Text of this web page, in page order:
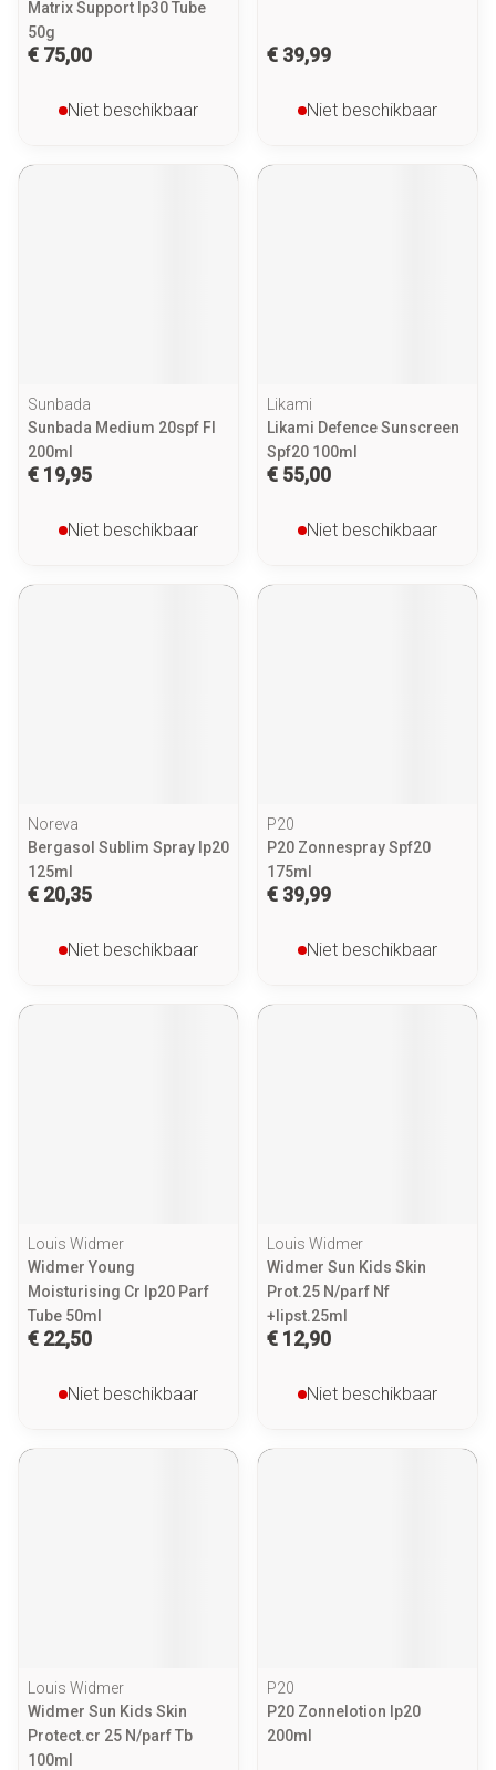
Matrix Support Ip30 Tube
50g
€ 75,00
Niet beschikbaar
€ 39,99
Niet beschikbaar
Sunbada
Sunbada Medium 20spf Fl
200ml
€ 19,95
Niet beschikbaar
Likami
Likami Defence Sunscreen
Spf20 100ml
€ 55,00
Niet beschikbaar
Noreva
Bergasol Sublim Spray Ip20
125ml
€ 20,35
Niet beschikbaar
P20
P20 Zonnespray Spf20
175ml
€ 39,99
Niet beschikbaar
Louis Widmer
Widmer Young
Moisturising Cr Ip20 Parf
Tube 50ml
€ 22,50
Niet beschikbaar
Louis Widmer
Widmer Sun Kids Skin
Prot.25 N/parf Nf
+lipst.25ml
€ 12,90
Niet beschikbaar
Louis Widmer
Widmer Sun Kids Skin
Protect.cr 25 N/parf Tb
100ml
P20
P20 Zonnelotion Ip20
200ml